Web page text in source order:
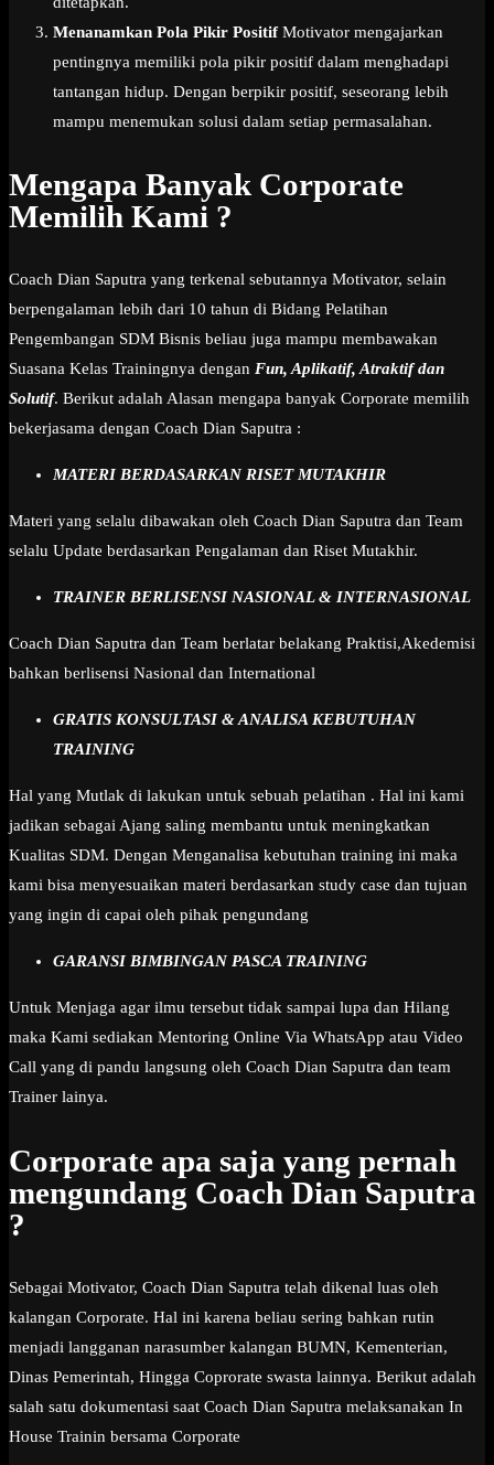
Menanamkan Pola Pikir PositifMotivator mengajarkan
pentingnya memiliki pola pikir positif dalam menghadapi
tantangan hidup. Dengan berpikir positif, seseorang lebih
mampu menemukan solusi dalam setiap permasalahan.
Mengapa Banyak Corporate
Memilih Kami ?
Coach Dian Saputra yang terkenal sebutannya Motivator, selain
berpengalaman lebih dari 10 tahun di Bidang Pelatihan
Pengembangan SDM Bisnis beliau juga mampu membawakan
Suasana Kelas Trainingnya dengan Fun, Aplikatif, Atraktif dan
Solutif. Berikut adalah Alasan mengapa banyak Corporate memilih
bekerjasama dengan Coach Dian Saputra :
MATERI BERDASARKAN RISET MUTAKHIR
Materi yang selalu dibawakan oleh Coach Dian Saputra dan Team
selalu Update berdasarkan Pengalaman dan Riset Mutakhir.
TRAINER BERLISENSI NASIONAL & INTERNASIONAL
Coach Dian Saputra dan Team berlatar belakang Praktisi,Akedemisi
bahkan berlisensi Nasional dan International
GRATIS KONSULTASI & ANALISA KEBUTUHAN
TRAINING
Hal yang Mutlak di lakukan untuk sebuah pelatihan . Hal ini kami
jadikan sebagai Ajang saling membantu untuk meningkatkan
Kualitas SDM. Dengan Menganalisa kebutuhan training ini maka
kami bisa menyesuaikan materi berdasarkan study case dan tujuan
yang ingin di capai oleh pihak pengundang
GARANSI BIMBINGAN PASCA TRAINING
Untuk Menjaga agar ilmu tersebut tidak sampai lupa dan Hilang
maka Kami sediakan Mentoring Online Via WhatsApp atau Video
Call yang di pandu langsung oleh Coach Dian Saputra dan team
Trainer lainya.
Corporate apa saja yang pernah
mengundang Coach Dian Saputra
?
Sebagai Motivator, Coach Dian Saputra telah dikenal luas oleh
kalangan Corporate. Hal ini karena beliau sering bahkan rutin
menjadi langganan narasumber kalangan BUMN, Kementerian,
Dinas Pemerintah, Hingga Coprorate swasta lainnya. Berikut adalah
salah satu dokumentasi saat Coach Dian Saputra melaksanakan In
House Trainin bersama Corporate